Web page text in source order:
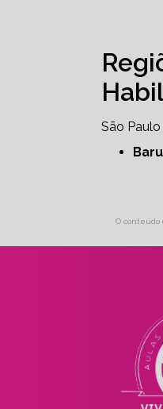
São Paulo
O conteúdo